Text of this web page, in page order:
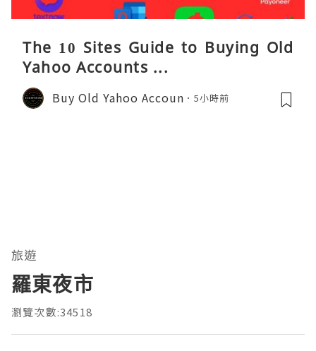
The 10 Sites Guide to Buying Old
Yahoo Accounts ...
Buy Old Yahoo Accoun 5小時前
旅遊
羅東夜市
瀏覽次數:34518